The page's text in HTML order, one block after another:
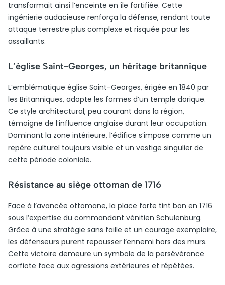
transformait ainsi l’enceinte en île fortifiée. Cette
ingénierie audacieuse renforça la défense, rendant toute
attaque terrestre plus complexe et risquée pour les
assaillants.
L’église Saint-Georges, un héritage britannique
L’emblématique église Saint-Georges, érigée en 1840 par
les Britanniques, adopte les formes d’un temple dorique.
Ce style architectural, peu courant dans la région,
témoigne de l’influence anglaise durant leur occupation.
Dominant la zone intérieure, l’édifice s’impose comme un
repère culturel toujours visible et un vestige singulier de
cette période coloniale.
Résistance au siège ottoman de 1716
Face à l’avancée ottomane, la place forte tint bon en 1716
sous l’expertise du commandant vénitien Schulenburg.
Grâce à une stratégie sans faille et un courage exemplaire,
les défenseurs purent repousser l’ennemi hors des murs.
Cette victoire demeure un symbole de la persévérance
corfiote face aux agressions extérieures et répétées.